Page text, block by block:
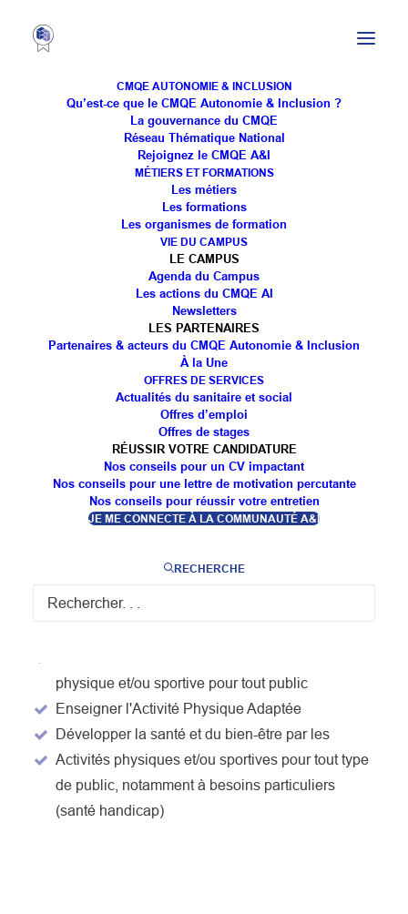
CMQE AUTONOMIE & INCLUSION
Qu’est-ce que le CMQE Autonomie & Inclusion ?
La gouvernance du CMQE
Réseau Thématique National
Rejoignez le CMQE A&I
MÉTIERS ET FORMATIONS
Les métiers
Les formations
Les organismes de formation
VIE DU CAMPUS
LE CAMPUS
Agenda du Campus
Les actions du CMQE AI
Newsletters
LES PARTENAIRES
Partenaires & acteurs du CMQE Autonomie & Inclusion
À la Une
OFFRES DE SERVICES
Actualités du sanitaire et social
Offres d’emploi
Offres de stages
RÉUSSIR VOTRE CANDIDATURE
Nos conseils pour un CV impactant
Nos conseils pour une lettre de motivation percutante
Nos conseils pour réussir votre entretien
JE ME CONNECTE À LA COMMUNAUTÉ A&I
RECHERCHE
LICENCE – SCIENCES ET TECHNIQUES
DES ACTIVITÉS PHYSIQUES ET
SPORTIVES (STAPS) : ACTIVITÉ
PHYSIQUE ADAPTÉE ET SANTÉ
OBJECTIFS DE LA
FORMATION
Analyser la situation relative à l’activité physique
Construire et planifier un programme
physique et/ou sportive pour tout public
Enseigner l'Activité Physique Adaptée
Développer la santé et du bien-être par les
Activités physiques et/ou sportives pour tout type
de public, notamment à besoins particuliers
(santé handicap)